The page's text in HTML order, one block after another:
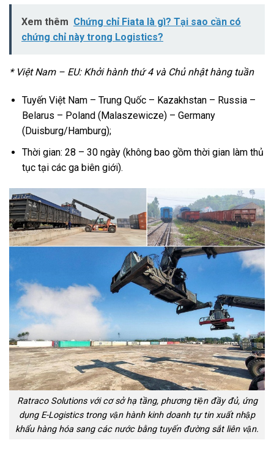
Xem thêm Chứng chỉ Fiata là gì? Tại sao cần có
chứng chỉ này trong Logistics?
* Việt Nam – EU: Khởi hành thứ 4 và Chủ nhật hàng tuần
Tuyến Việt Nam – Trung Quốc – Kazakhstan – Russia –
Belarus – Poland (Malaszewicze) – Germany
(Duisburg/Hamburg);
Thời gian: 28 – 30 ngày (không bao gồm thời gian làm thủ
tục tại các ga biên giới).
Ratraco Solutions với cơ sở hạ tầng, phương tiện đầy đủ, ứng
dụng E-Logistics trong vận hành kinh doanh tự tin xuất nhập
khẩu hàng hóa sang các nước bằng tuyến đường sắt liên vận.